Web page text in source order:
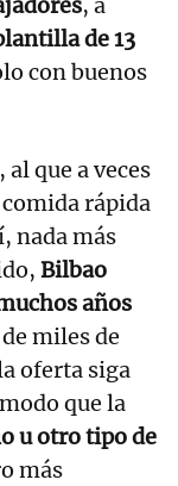
, a
de 13
con buenos
que a veces
comida rápida
nada más
Bilbao
años
de miles de
oferta siga
que la
u otro tipo de
más